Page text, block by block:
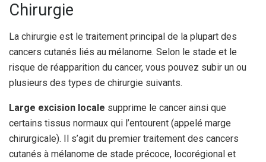
Chirurgie
La chirurgie est le traitement principal de la plupart des
cancers cutanés liés au mélanome. Selon le stade et le
risque de réapparition du cancer, vous pouvez subir un ou
plusieurs des types de chirurgie suivants.
Large excision locale supprime le cancer ainsi que
certains tissus normaux qui l’entourent (appelé marge
chirurgicale). Il s’agit du premier traitement des cancers
cutanés à mélanome de stade précoce, locorégional et